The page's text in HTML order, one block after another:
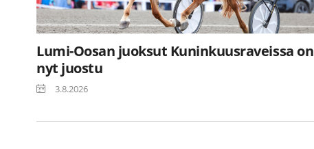
Lumi-Oosan juoksut Kuninkuusraveissa on
nyt juostu
3.8.2026